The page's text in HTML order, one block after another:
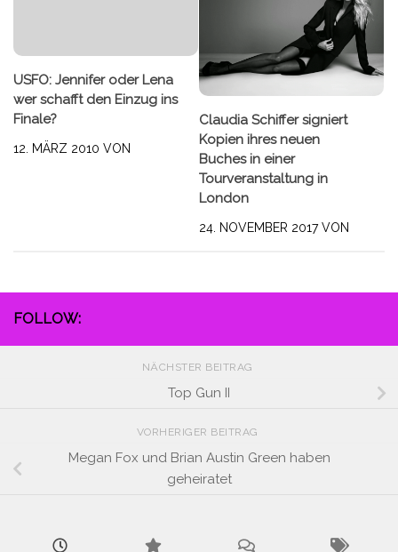
USFO: Jennifer oder Lena
wer schafft den Einzug ins
Finale?
12. MÄRZ 2010 VON
Claudia Schiffer signiert
Kopien ihres neuen
Buches in einer
Tourveranstaltung in
London
24. NOVEMBER 2017VON
FOLLOW:
NÄCHSTER BEITRAG
Top Gun II
VORHERIGER BEITRAG
Megan Fox und Brian Austin Green haben
geheiratet